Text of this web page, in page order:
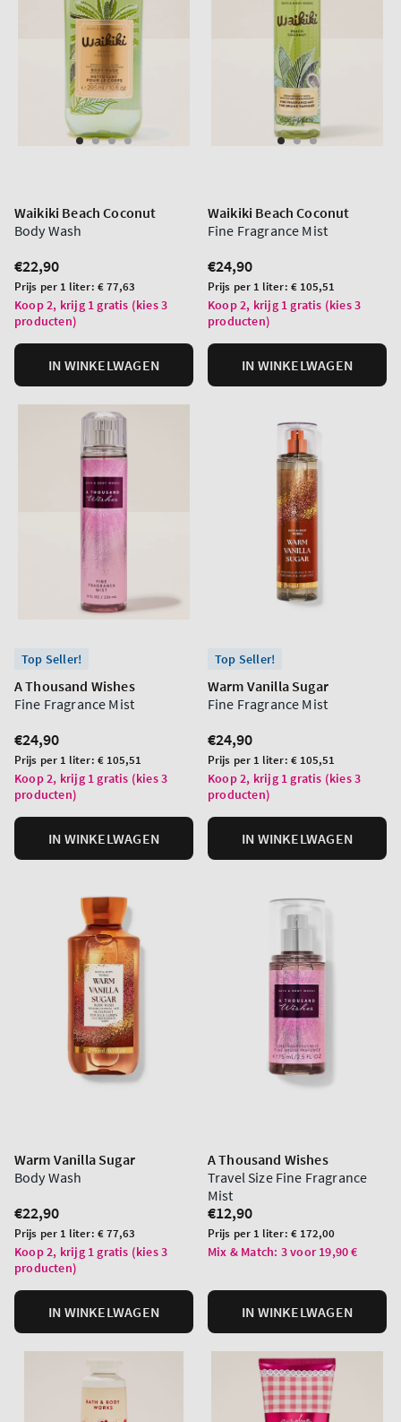
Waikiki Beach Coconut
Body Wash
Normale
prijs
€22,90
Prijs
per
eenheid
Prijs per 1 liter: € 77,63
Koop 2, krijg 1 gratis (kies 3
producten)
IN WINKELWAGEN
Waikiki Beach Coconut
Fine Fragrance Mist
Normale
prijs
€24,90
Prijs
per
eenheid
Prijs per 1 liter: € 105,51
Koop 2, krijg 1 gratis (kies 3
producten)
IN WINKELWAGEN
Top Seller!
A Thousand Wishes
Fine Fragrance Mist
Normale
prijs
€24,90
Prijs
per
eenheid
Prijs per 1 liter: € 105,51
Koop 2, krijg 1 gratis (kies 3
producten)
IN WINKELWAGEN
Top Seller!
Warm Vanilla Sugar
Fine Fragrance Mist
Normale
prijs
€24,90
Prijs
per
eenheid
Prijs per 1 liter: € 105,51
Koop 2, krijg 1 gratis (kies 3
producten)
IN WINKELWAGEN
Warm Vanilla Sugar
Body Wash
Normale
prijs
€22,90
Prijs
per
eenheid
Prijs per 1 liter: € 77,63
Koop 2, krijg 1 gratis (kies 3
producten)
IN WINKELWAGEN
A Thousand Wishes
Travel Size Fine Fragrance
Mist
Normale
prijs
€12,90
Prijs
per
Prijs per 1 liter: € 172,00
Mix & Match: 3 voor 19,90 €
IN WINKELWAGEN